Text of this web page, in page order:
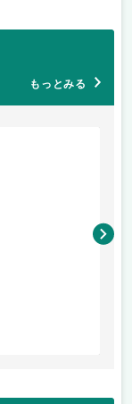
もっとみる
佐